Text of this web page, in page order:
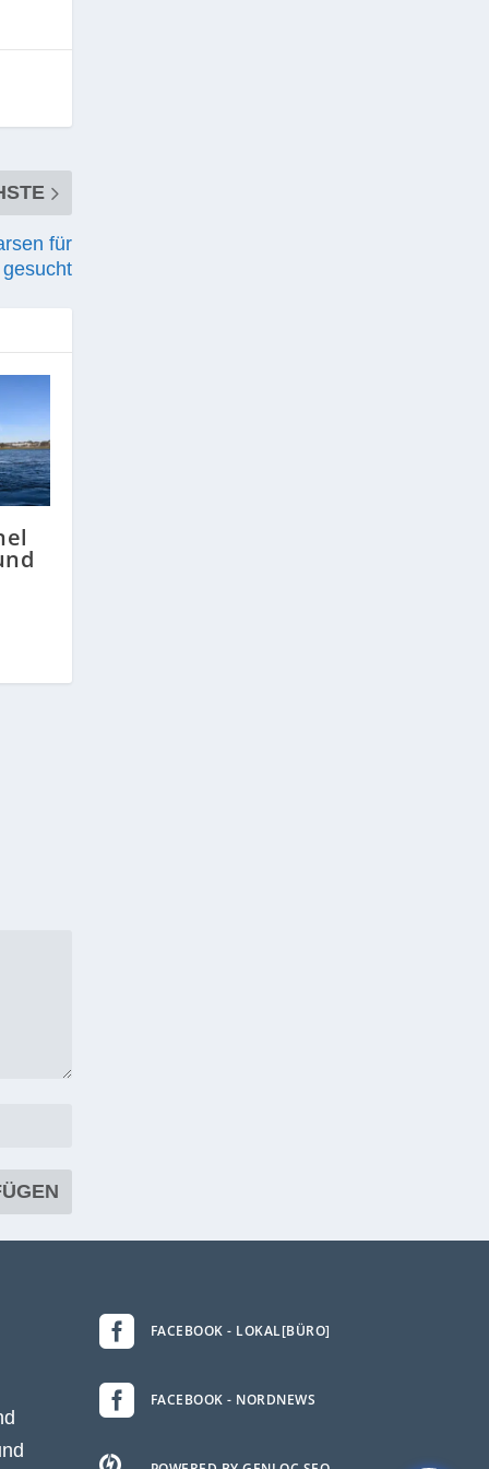
für
 FACEBOOK - LOKAL[BÜRO]
 FACEBOOK - NORDNEWS